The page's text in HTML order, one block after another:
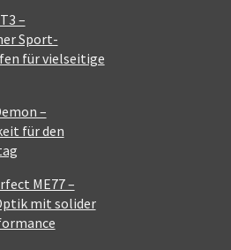
–
Sport-
für vielseitige
–
für den
ME77 –
mit solider